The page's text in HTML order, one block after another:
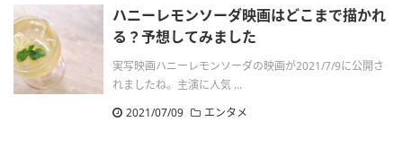
ハニーレモンソーダ映画はどこまで描かれ
る？予想してみました
実写映画ハニーレモンソーダの映画が2021/7/9に公開さ
れましたね。主演に人気 ...
2021/07/09
エンタメ